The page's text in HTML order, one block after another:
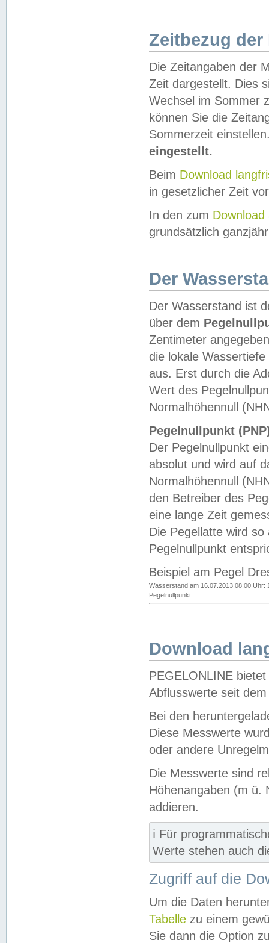
Zeitbezug der
Die Zeitangaben der
Zeit dargestellt. Dies
Wechsel im Sommer
können Sie die
Sommerzeit
eingestellt.
Beim Download
in gesetzlicher Zeit
In den zum Download
grundsätzlich
Der
Der Wasserstand ist
über dem
Zentimeter
die lokale
aus. Erst durch die
Wert des
Normalhöhennull
Pegelnullpunkt
Der Pegelnullpunkt
absolut und wird auf
Normalhöhennull
den Betreiber des
eine lange Zeit
Die Pegellatte wird
Pegelnullpunkt
Beispiel am Pegel
Wasserstand am 16.07.2013 08:00 Uhr:
Pegelnullpunkt
Download
PEGELONLINE
Abflusswerte seit
Bei den
Diese Messwerte
oder andere
Die Messwerte sind
Höhenangaben (m ü.
addieren.
ℹ️ Für
Werte stehen auch
Zugriff auf die
Um die Daten
Tabelle zu einem
Sie dann die Option